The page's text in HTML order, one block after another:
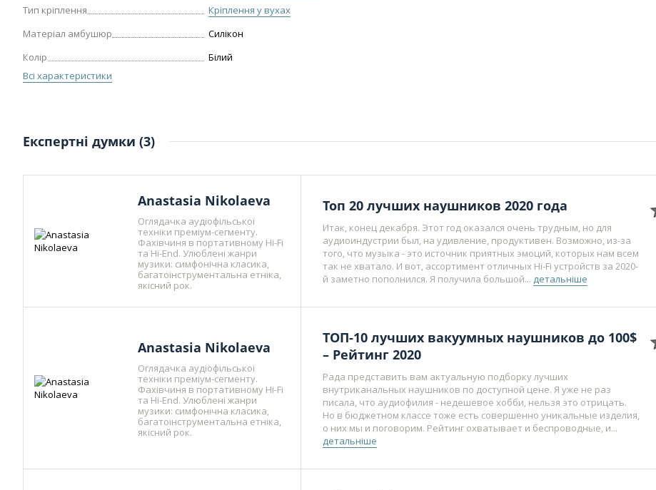
Тип кріплення
Кріплення у вухах
Матеріал амбушюр
Силікон
Колір
Білий
Всі характеристики
Експертні думки (3)
Anastasia Nikolaeva
Оглядачка аудіофільської
техніки преміум-сегменту.
Фахівчиня в портативному Hi-Fi
та Hi-End. Улюблені жанри
музики: симфонічна класика,
багатоінструментальна етніка,
якісний рок.
Топ 20 лучших наушников 2020 года
Итак, конец декабря. Этот год оказался очень трудным, но для
аудиоиндустрии был, на удивление, продуктивен. Возможно, из-за
того, что музыка - это источник приятных эмоций, которых нам всем
так не хватало. И вот, ассортимент отличных Hi-Fi устройств за 2020-
й заметно пополнился. Я получила большой... детальніше
Anastasia Nikolaeva
Оглядачка аудіофільської
техніки преміум-сегменту.
Фахівчиня в портативному Hi-Fi
та Hi-End. Улюблені жанри
музики: симфонічна класика,
багатоінструментальна етніка,
якісний рок.
ТОП-10 лучших вакуумных наушников до 100$
– Рейтинг 2020
Рада представить вам актуальную подборку лучших
внутриканальных наушников по доступной цене. Я уже не раз
писала, что аудиофилия - недешевое хобби, нельзя это отрицать.
Но в бюджетном классе тоже есть совершенно уникальные изделия,
о них мы и поговорим. Рейтинг охватывает и беспроводные, и...
детальніше